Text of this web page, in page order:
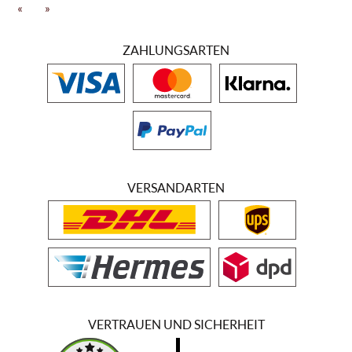
intensive Rubinrot dieses Weines von Picard Vins & Spiriteux gepaart
mit violetten Tönen verzaubert das Auge jedes Weinkenners. Die
entrappten, gemaischten Trauben lagern zunächst
temperaturkontrolliert in Edelstahltanks, bevor die Maische
abgepresst wird. Danach reift der Wein noch einige Zeit in Tanks
weiter, bis er in Flaschen gefüllt wird. Dabei heraus kommt ein Wein
mit einem fruchtbetonten üppigen aromatischen Bouquet. Dabei
Brombeeren, Kirschen, Johannisbeeren sowie Gewürzen aus Pfeffer
und Lakritz. Elegant und samtig streift er den Gaumen und behält
noch lange seine Präsenz im Abgang. Dieser Wein ist nur ein Beispiel
für die Vielfalt der Weine dieses Weingutzusammenschlusses.
« »
ZAHLUNGSARTEN
VERSANDARTEN
VERTRAUEN UND SICHERHEIT